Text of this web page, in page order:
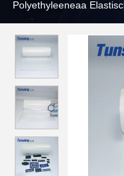
Polyethyleeneaa